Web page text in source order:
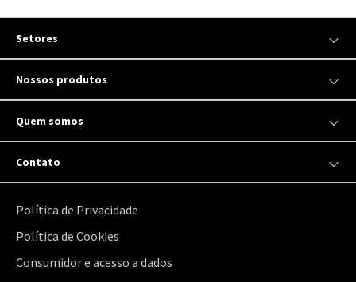
Setores
Nossos produtos
Quem somos
Contato
Política de Privacidade
Política de Cookies
Consumidor e acesso a dados